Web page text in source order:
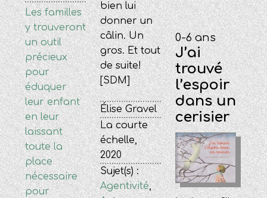
bien lui
donner un
câlin. Un
gros. Et tout
de suite!
[SDM]
Élise Gravel
La courte
échelle,
2020
Sujet(s) :
Agentivité,
Les familles
y trouveront
un outil
précieux
pour
éduquer
leur enfant
en leur
laissant
toute la
place
nécessaire
pour
0-6 ans
J’ai
trouvé
l’espoir
dans un
cerisier